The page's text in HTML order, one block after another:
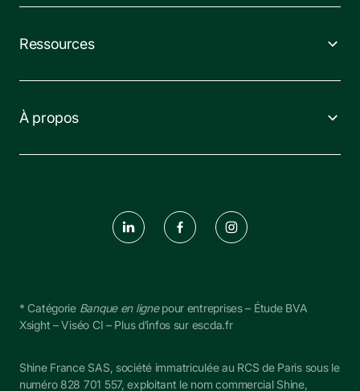
Ressources
À propos
* Catégorie Banque en ligne pour entreprises – Étude BVA
Xsight – Viséo CI – Plus d’infos sur escda.fr
Shine France SAS, société immatriculée au RCS de Paris sous le
numéro 828 701 557, exploitant le nom commercial Shine,